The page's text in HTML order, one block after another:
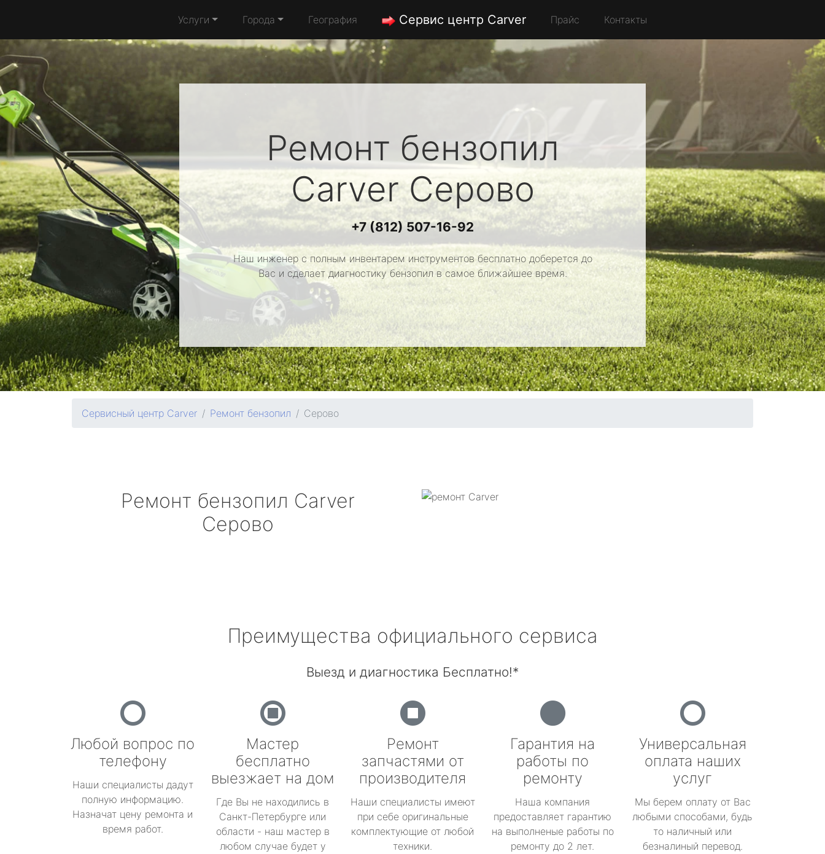
Услуги Города География Сервис центр Carver Прайс Контакты
Ремонт бензопил
CarverСерово
+7 (812) 507-16-92
Наш инженер с полным инвентарем инструментов бесплатно доберется до
Вас и сделает диагностику бензопил в самое ближайшее время.
Сервисный центр Carver Ремонт бензопил Серово
Ремонт бензопил Carver
Серово
Преимущества официального сервиса
Выезд и диагностика Бесплатно!*
Любой вопрос по
телефону
Наши специалисты дадут
полную информацию.
Назначат цену ремонта и
время работ.
Мастер
бесплатно
выезжает на дом
Где Вы не находились в
Санкт-Петербурге или
области - наш мастер в
любом случае будет у
Ремонт
запчастями от
производителя
Наши специалисты имеют
при себе оригинальные
комплектующие от любой
техники.
Гарантия на
работы по
ремонту
Наша компания
предоставляет гарантию
на выполненые работы по
ремонту до 2 лет.
Универсальная
оплата наших
услуг
Мы берем оплату от Вас
любыми способами, будь
то наличный или
безналиный перевод.